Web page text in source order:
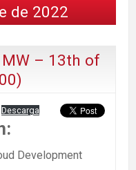
de 2022
– 13th of
Descarga
Development